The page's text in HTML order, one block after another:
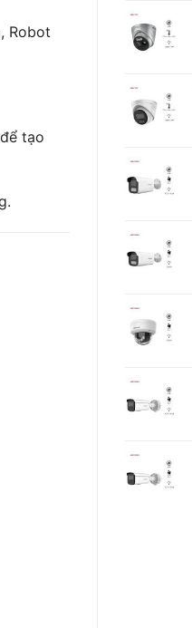
Robot
tạo